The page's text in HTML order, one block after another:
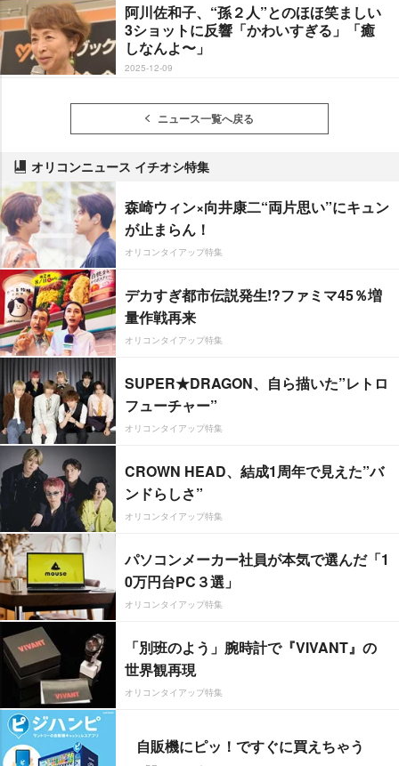
阿川佐和子、“孫２人”とのほほ笑ましい
3ショットに反響「かわいすぎる」「癒
しなんよ〜」
2025-12-09
ニュース一覧へ戻る
オリコンニュース イチオシ特集
森崎ウィン×向井康二“両片思い”にキュン
が止まらん！
オリコンタイアップ特集
デカすぎ都市伝説発生!?ファミマ45％増
量作戦再来
オリコンタイアップ特集
SUPER★DRAGON、自ら描いた”レトロ
フューチャー”
オリコンタイアップ特集
CROWN HEAD、結成1周年で見えた”バ
ンドらしさ”
オリコンタイアップ特集
パソコンメーカー社員が本気で選んだ「1
0万円台PC３選」
オリコンタイアップ特集
「別班のよう」腕時計で『VIVANT』の
世界観再現
オリコンタイアップ特集
自販機にピッ！ですぐに買えちゃう